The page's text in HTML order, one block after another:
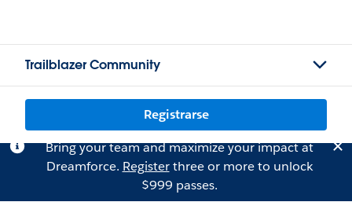
Trailblazer Community
Registrarse
Bring your team and maximize your impact at
Dreamforce. Registerthree or more to unlock
$999 passes.